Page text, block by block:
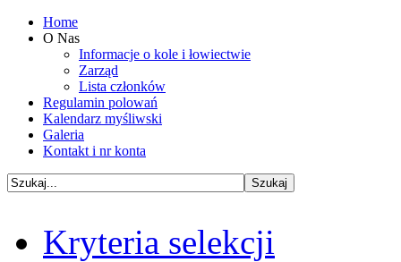
Home
O Nas
Informacje o kole i łowiectwie
Zarząd
Lista członków
Regulamin polowań
Kalendarz myśliwski
Galeria
Kontakt i nr konta
Kryteria selekcji